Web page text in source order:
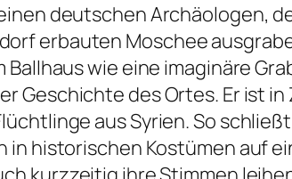
deutschen Archäologen,
erbauten Moschee
Ballhaus wie eine imaginäre
Geschichte des Ortes. Er ist
aus Syrien. So
in historischen Kostümen auf